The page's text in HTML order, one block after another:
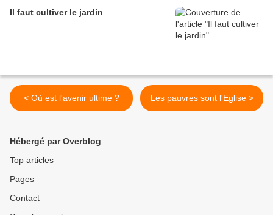
Il faut cultiver le jardin
< Où est l'avenir ultime ? Les pauvres sont l'Eglise >
Hébergé par Overblog
Top articles
Pages
Contact